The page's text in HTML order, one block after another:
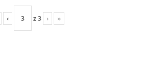
‹ z3 › »